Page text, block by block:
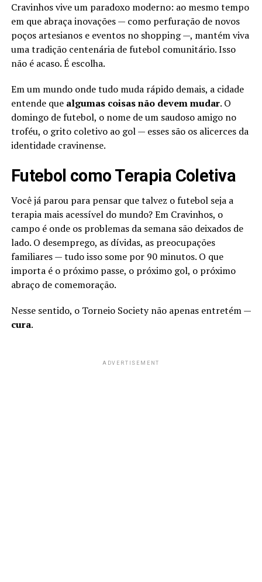
Cravinhos vive um paradoxo moderno: ao mesmo tempo
em que abraça inovações — como perfuração de novos
poços artesianos e eventos no shopping —, mantém viva
uma tradição centenária de futebol comunitário. Isso
não é acaso. É escolha.
Em um mundo onde tudo muda rápido demais, a cidade
entende que algumas coisas não devem mudar. O
domingo de futebol, o nome de um saudoso amigo no
troféu, o grito coletivo ao gol — esses são os alicerces da
identidade cravinense.
Futebol como Terapia Coletiva
Você já parou para pensar que talvez o futebol seja a
terapia mais acessível do mundo? Em Cravinhos, o
campo é onde os problemas da semana são deixados de
lado. O desemprego, as dívidas, as preocupações
familiares — tudo isso some por 90 minutos. O que
importa é o próximo passe, o próximo gol, o próximo
abraço de comemoração.
Nesse sentido, o Torneio Society não apenas entretém —
cura.
ADVERTISEMENT